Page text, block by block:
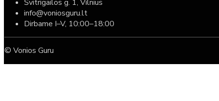
Švitrigailos g. 1, Vilnius
info@voniosguru.lt
Dirbame I–V, 10:00–18:00
© Vonios Guru